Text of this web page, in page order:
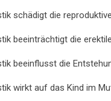
schädigt die
beeinträchtigt die
beeinflusst die
wirkt auf das Kind im